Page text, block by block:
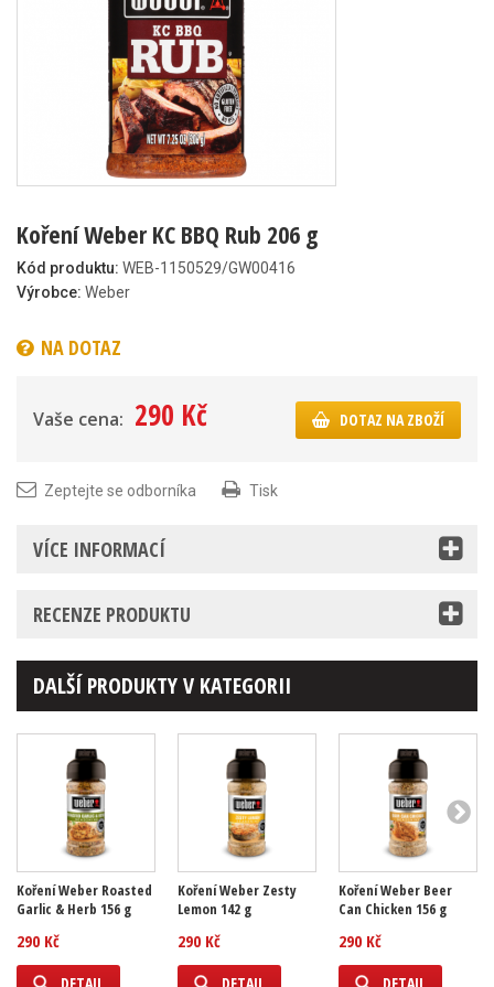
Koření Weber KC BBQ Rub 206 g
Kód produktu: WEB-1150529/GW00416
Výrobce: Weber
NA DOTAZ
Vaše cena: 290 Kč DOTAZ NA ZBOŽÍ
Zeptejte se odborníka Tisk
VÍCE INFORMACÍ
RECENZE PRODUKTU
DALŠÍ PRODUKTY V KATEGORII
Koření Weber Roasted
Garlic & Herb 156 g
290 Kč
Koření Weber Zesty
Lemon 142 g
290 Kč
Koření Weber Beer
Can Chicken 156 g
290 Kč